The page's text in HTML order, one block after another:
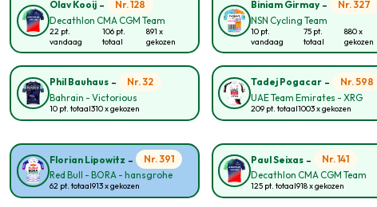
Olav Kooij-
Nr. 128
Decathlon CMA CGM Team
22 pt.
vandaag
106 pt.
totaal
891 x
gekozen
Biniam Girmay-
Nr. 327
NSN Cycling Team
10 pt.
vandaag
75 pt.
totaal
880 x
gekozen
Phil Bauhaus-
Nr. 32
Bahrain - Victorious
10 pt. totaal310 x gekozen
Tadej Pogacar-
Nr. 598
UAE Team Emirates - XRG
209 pt. totaal1003 x gekozen
Florian Lipowitz -
Nr. 391
Red Bull - BORA - hansgrohe
62 pt. totaal913 x gekozen
Paul Seixas-
Nr. 141
Decathlon CMA CGM Team
125 pt. totaal918 x gekozen